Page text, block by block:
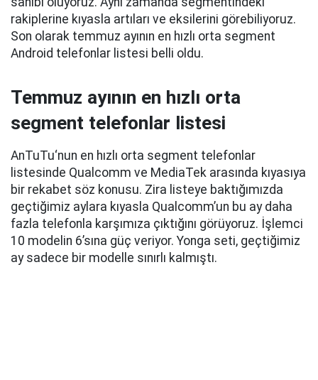
rakiplerine kıyasla artıları ve eksilerini görebiliyoruz.
Son olarak temmuz ayının en hızlı orta segment
Android telefonlar listesi belli oldu.
Temmuz ayının en hızlı orta
segment telefonlar listesi
AnTuTu‘nun en hızlı orta segment telefonlar
listesinde Qualcomm ve MediaTek arasında kıyasıya
bir rekabet söz konusu. Zira listeye baktığımızda
geçtiğimiz aylara kıyasla Qualcomm’un bu ay daha
fazla telefonla karşımıza çıktığını görüyoruz. İşlemci
10 modelin 6’sına güç veriyor. Yonga seti, geçtiğimiz
ay sadece bir modelle sınırlı kalmıştı.